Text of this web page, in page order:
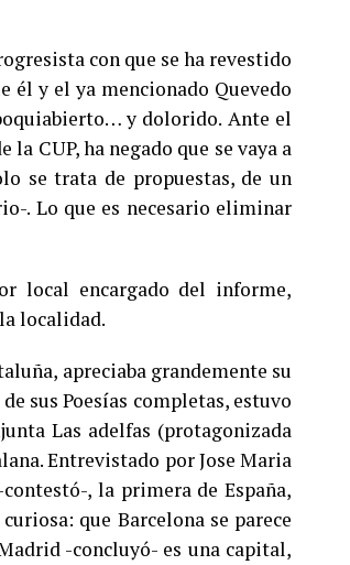
con que se ha revestido
él y el ya mencionado Quevedo
y dolorido. Ante el
CUP, ha negado que se vaya a
se trata de propuestas, de un
. Lo que es necesario eliminar
local encargado del informe,
localidad.
apreciaba grandemente su
sus Poesías completas, estuvo
Las adelfas (protagonizada
Entrevistado por Jose Maria
, la primera de España,
que Barcelona se parece
-concluyó- es una capital,